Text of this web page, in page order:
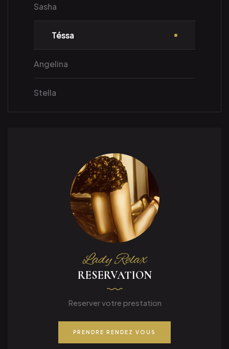
Sasha
Téssa
Angelina
Stella
Lady Relax
RESERVATION
Reserver votre prestation
PRENDRE RENDEZ VOUS